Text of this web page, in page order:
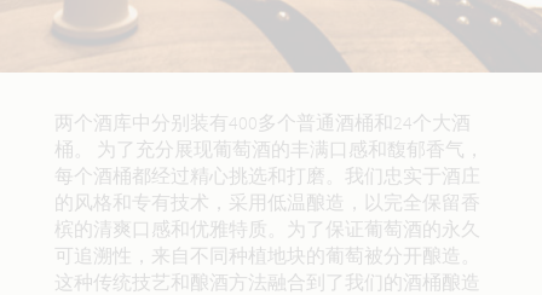
两个酒库中分别装有400多个普通酒桶和24个大酒
桶。 为了充分展现葡萄酒的丰满口感和馥郁香气，
每个酒桶都经过精心挑选和打磨。我们忠实于酒庄
的风格和专有技术，采用低温酿造，以完全保留香
槟的清爽口感和优雅特质。为了保证葡萄酒的永久
可追溯性，来自不同种植地块的葡萄被分开酿造。
这种传统技艺和酿酒方法融合到了我们的酒桶酿造